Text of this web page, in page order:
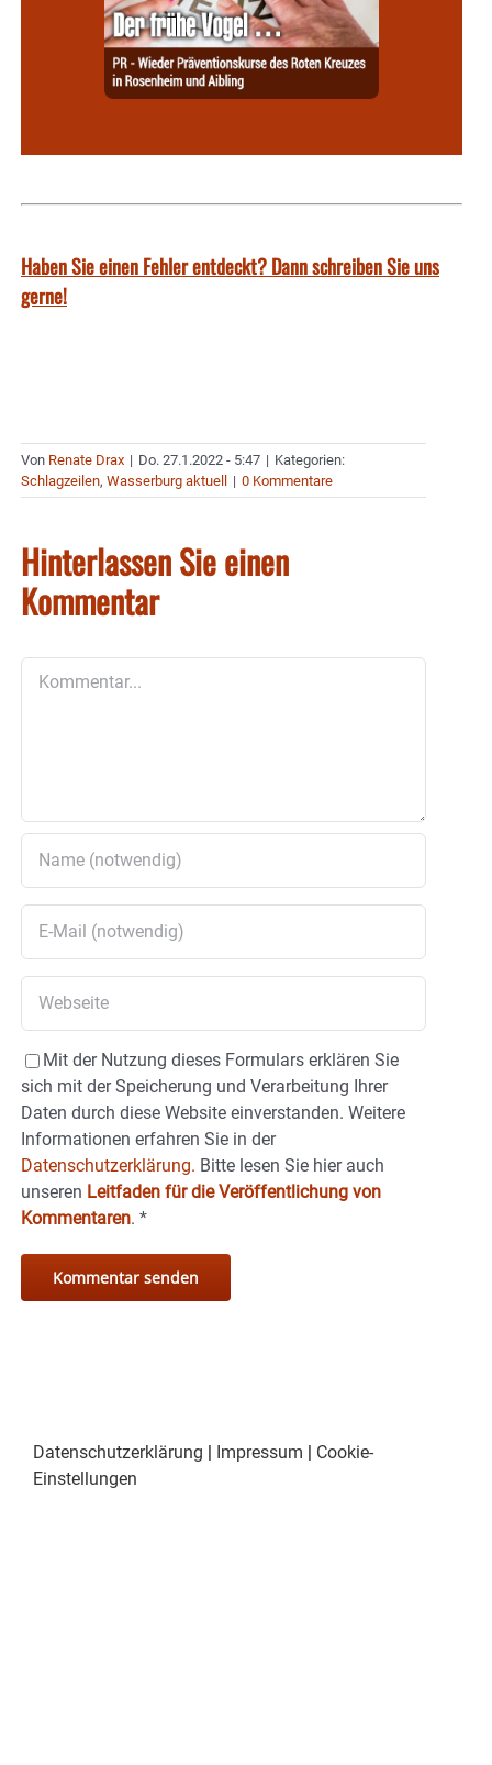
Haben Sie einen Fehler entdeckt? Dann schreiben Sie uns
gerne!
Von Renate Drax | Do. 27.1.2022 - 5:47 | Kategorien:
Schlagzeilen, Wasserburg aktuell | 0 Kommentare
Hinterlassen Sie einen
Kommentar
Mit der Nutzung dieses Formulars erklären Sie
sich mit der Speicherung und Verarbeitung Ihrer
Daten durch diese Website einverstanden. Weitere
Informationen erfahren Sie in der
Datenschutzerklärung. Bitte lesen Sie hier auch
unseren Leitfaden für die Veröffentlichung von
Kommentaren. *
Datenschutzerklärung | Impressum | Cookie-
Einstellungen